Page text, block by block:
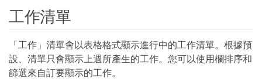
工作清單
「工作」清單會以表格格式顯示進行中的工作清單。根據預
設、清單只會顯示上週所產生的工作。您可以使用欄排序和
篩選來自訂要顯示的工作。